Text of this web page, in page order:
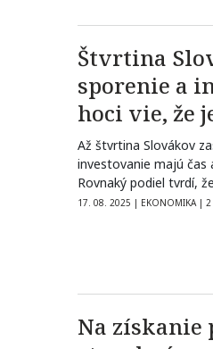
Štvrtina
sporenie a
hoci vie, že
Až štvrtina Slovákov
investovanie majú čas
Rovnaký podiel tvrdí,
17. 08. 2025 | EKONOMIKA |
Na získanie